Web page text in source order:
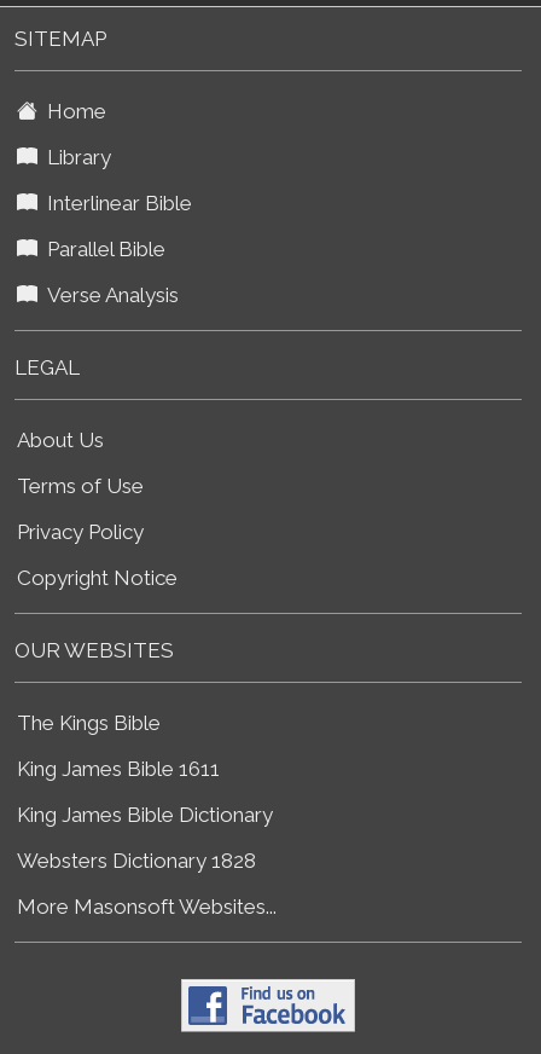
SITEMAP
Home
Library
Interlinear Bible
Parallel Bible
Verse Analysis
LEGAL
About Us
Terms of Use
Privacy Policy
Copyright Notice
OUR WEBSITES
The Kings Bible
King James Bible 1611
King James Bible Dictionary
Websters Dictionary 1828
More Masonsoft Websites...